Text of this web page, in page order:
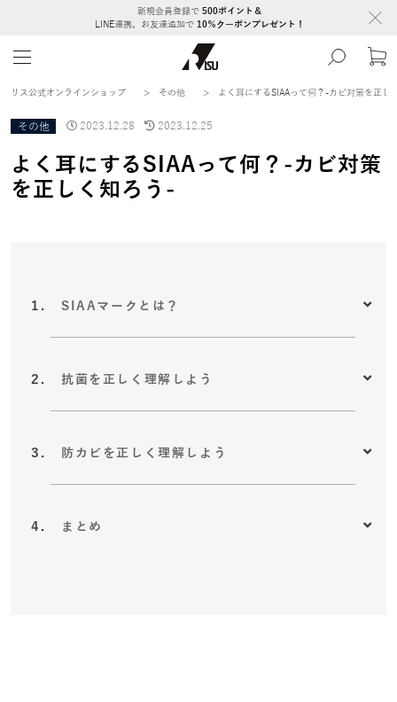
新規会員登録で 500ポイント＆
LINE連携、お友達追加で 10％クーポンプレゼント！
リス公式オンラインショップ > その他 > よく耳にするSIAAって何？-カビ対策を正し
その他 2023.12.28 2023.12.25
よく耳にするSIAAって何？-カビ対策
を正しく知ろう-
SIAAマークとは？
抗菌を正しく理解しよう
防カビを正しく理解しよう
まとめ